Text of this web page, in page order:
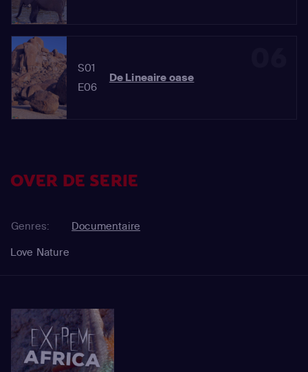
S01
E06
De Lineaire oase
OVER DE SERIE
Genres:
Documentaire
Love Nature